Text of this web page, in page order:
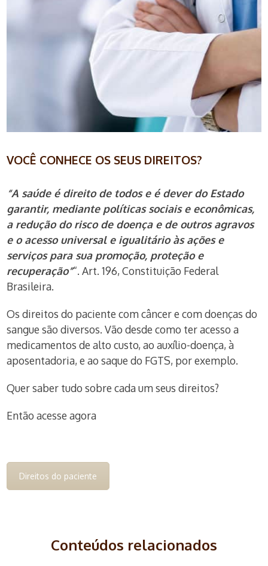
VOCÊ CONHECE OS SEUS DIREITOS?
“A saúde é direito de todos e é dever do Estado
garantir, mediante políticas sociais e econômicas,
a redução do risco de doença e de outros agravos
e o acesso universal e igualitário às ações e
serviços para sua promoção, proteção e
recuperação”“. Art. 196, Constituição Federal
Brasileira.
Os direitos do paciente com câncer e com doenças do
sangue são diversos. Vão desde como ter acesso a
medicamentos de alto custo, ao auxílio-doença, à
aposentadoria, e ao saque do FGTS, por exemplo.
Quer saber tudo sobre cada um seus direitos?
Então acesse agora
Direitos do paciente
Conteúdos relacionados